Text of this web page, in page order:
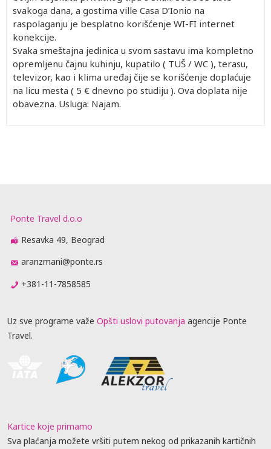
svakoga dana, a gostima ville Casa D’Ionio na
raspolaganju je besplatno korišćenje WI-FI internet
konekcije.
Svaka smeštajna jedinica u svom sastavu ima kompletno
opremljenu čajnu kuhinju, kupatilo ( TUŠ / WC ), terasu,
televizor, kao i klima uređaj čije se korišćenje doplaćuje
na licu mesta ( 5 € dnevno po studiju ). Ova doplata nije
obavezna. Usluga: Najam.
Ponte Travel d.o.o
Resavka 49, Beograd
aranzmani@ponte.rs
+381-11-7858585
Uz sve programe važe Opšti uslovi putovanja agencije Ponte
Travel.
Kartice koje primamo
Sva plaćanja možete vršiti putem nekog od prikazanih kartičnih